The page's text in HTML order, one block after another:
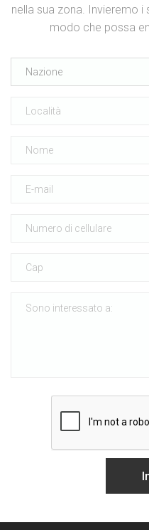
nella sua zona. Invieremo
modo che possa
Nazione